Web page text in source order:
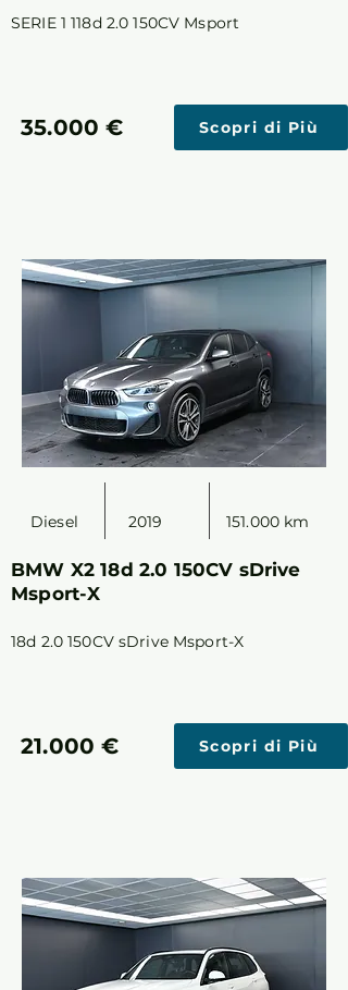
SERIE 1 118d 2.0 150CV Msport
Scopri di Più
35.000 €
Diesel 2019 151.000 km
BMW X2 18d 2.0 150CV sDrive
Msport-X
18d 2.0 150CV sDrive Msport-X
Scopri di Più
21.000 €